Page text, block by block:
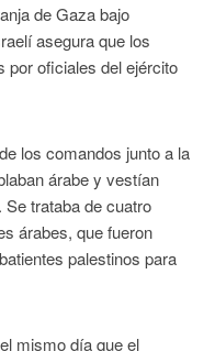
de Gaza bajo
asegura que los
por oficiales del ejército
los comandos junto a la
árabe y vestían
trataba de cuatro
árabes, que fueron
palestinos para
mismo día que el